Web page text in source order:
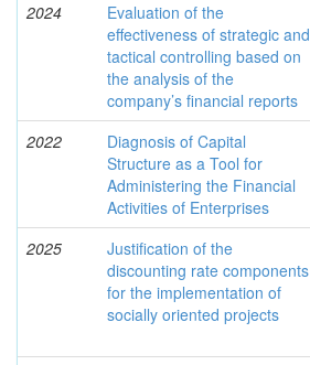
2024
Evaluation of the
effectiveness of strategic and
tactical controlling based on
the analysis of the
company’s financial reports
2022
Diagnosis of Capital
Structure as a Tool for
Administering the Financial
Activities of Enterprises
2025
Justification of the
discounting rate components
for the implementation of
socially oriented projects